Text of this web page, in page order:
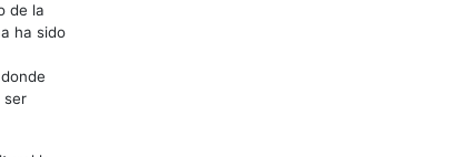
de la
ha sido
ser